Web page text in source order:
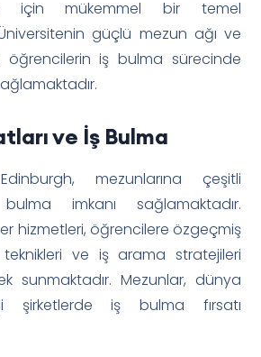
için mükemmel bir temel
güçlü mezun ağı ve
öğrencilerin iş bulma sürecinde
ve İş Bulma
mezunlarına çeşitli
imkanı sağlamaktadır.
hizmetleri, öğrencilere özgeçmiş
ve iş arama stratejileri
sunmaktadır. Mezunlar, dünya
şirketlerde iş bulma fırsatı